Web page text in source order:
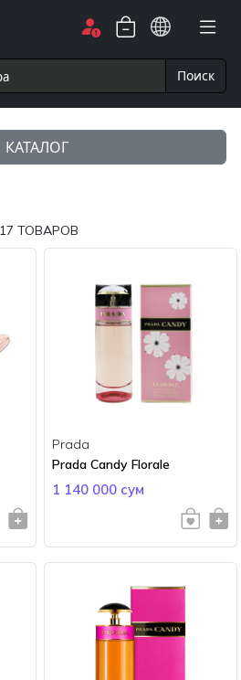
Поиск
КАТАЛОГ
17 ТОВАРОВ
Prada
Prada Candy Florale
1 140 000 сум